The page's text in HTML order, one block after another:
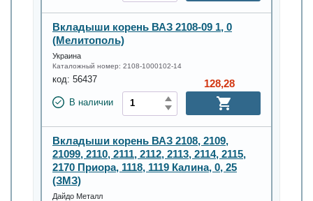
Вкладыши корень ВАЗ 2108-09 1, 0
(Мелитополь)
Украина
Каталожный номер: 2108-1000102-14
код: 56437
В наличии
128,28
Вкладыши корень ВАЗ 2108, 2109,
21099, 2110, 2111, 2112, 2113, 2114, 2115,
2170 Приора, 1118, 1119 Калина, 0, 25
(ЗМЗ)
Дайдо Металл